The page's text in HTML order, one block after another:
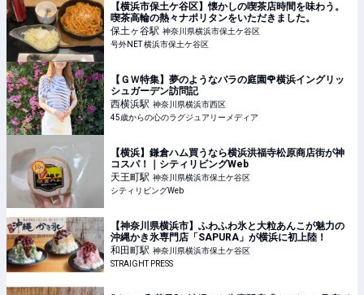
【横浜市保土ケ谷区】懐かしの喫茶店時間を味わう。
喫茶高輪の熱々ナポリタンをいただきました。
保土ヶ谷駅 神奈川県横浜市保土ケ谷区
号外NET 横浜市保土ケ谷区
【ＧＷ特集】夢のようなバラの庭園🌹横浜イングリッ
シュガーデン訪問記
西横浜駅 神奈川県横浜市西区
45歳からの心のラグジュアリーメディア
【横浜】鎌倉ハム買うなら横浜洪福寺松原商店街が神
コスパ！｜シティリビングWeb
天王町駅 神奈川県横浜市保土ケ谷区
シティリビングWeb
【神奈川県横浜市】ふわふわ氷と大粒あんこが魅力の
沖縄かき氷専門店「SAPURA」が横浜に初上陸！
和田町駅 神奈川県横浜市保土ケ谷区
STRAIGHT PRESS